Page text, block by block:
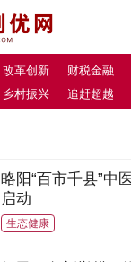
改革创新 财税金融
乡村振兴 追赶超越
略阳“百市千县”中
启动
生态健康